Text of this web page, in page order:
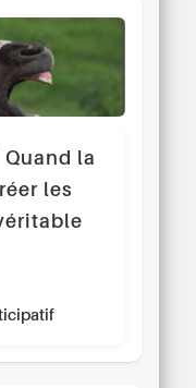
la
les